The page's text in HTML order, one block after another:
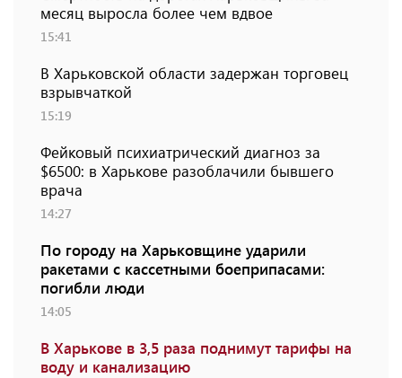
месяц выросла более чем вдвое
15:41
В Харьковской области задержан торговец
взрывчаткой
15:19
Фейковый психиатрический диагноз за
$6500: в Харькове разоблачили бывшего
врача
14:27
По городу на Харьковщине ударили
ракетами с кассетными боеприпасами:
погибли люди
14:05
В Харькове в 3,5 раза поднимут тарифы на
воду и канализацию